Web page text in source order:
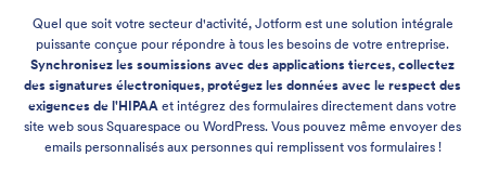
Quel que soit votre secteur d'activité, Jotform est une solution intégrale
puissante conçue pour répondre à tous les besoins de votre entreprise.
Synchronisez les soumissions avec des applications tierces, collectez
des signatures électroniques, protégez les données avec le respect des
exigences de l'HIPAA et intégrez des formulaires directement dans votre
site web sous Squarespace ou WordPress. Vous pouvez même envoyer des
emails personnalisés aux personnes qui remplissent vos formulaires !